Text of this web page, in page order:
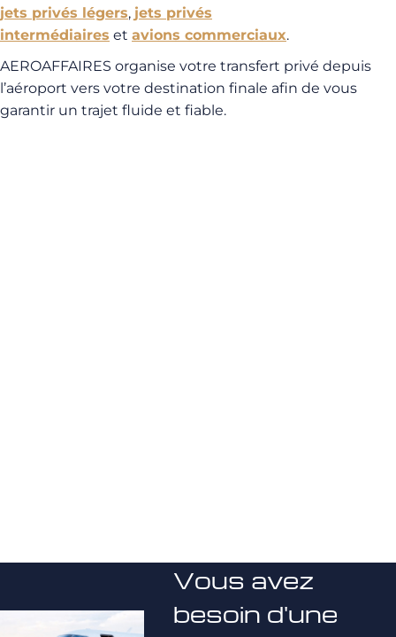
jets privés légers, jets privés
intermédiaires et avions commerciaux.
AEROAFFAIRES organise votre transfert privé depuis
l’aéroport vers votre destination finale afin de vous
garantir un trajet fluide et fiable.
Vous avez
besoin d'une